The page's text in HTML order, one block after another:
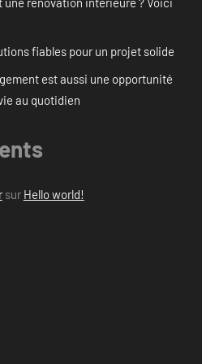
fiables pour un projet solide
est aussi une opportunité
au quotidien
sur Hello world!